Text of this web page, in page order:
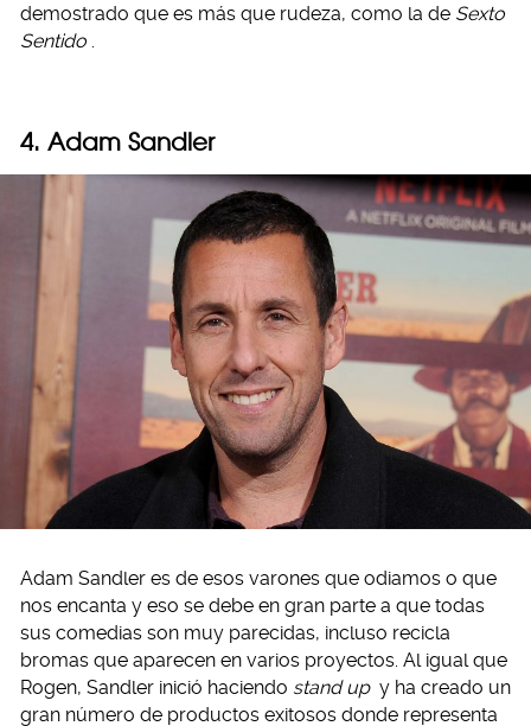
demostrado que es más que rudeza, como la de Sexto
Sentido .
4. Adam Sandler
Adam Sandler es de esos varones que odiamos o que
nos encanta y eso se debe en gran parte a que todas
sus comedias son muy parecidas, incluso recicla
bromas que aparecen en varios proyectos. Al igual que
Rogen, Sandler inició haciendo stand up y ha creado un
gran número de productos exitosos donde representa